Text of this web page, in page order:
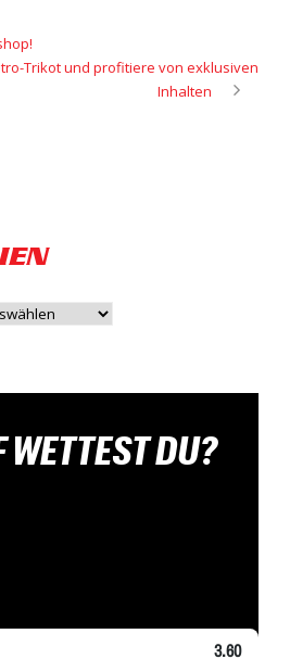
Trikot und profitiere von exklusiven
Inhalten